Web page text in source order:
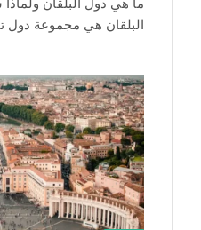
البلقان هي مجموعة دول